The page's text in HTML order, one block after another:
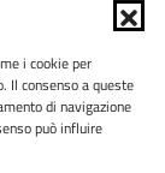
i cookie per
Il consenso a queste
di navigazione
può influire